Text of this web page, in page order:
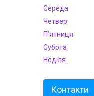
Середа
Четвер
Пʼятниця
Субота
Неділя
Контакти